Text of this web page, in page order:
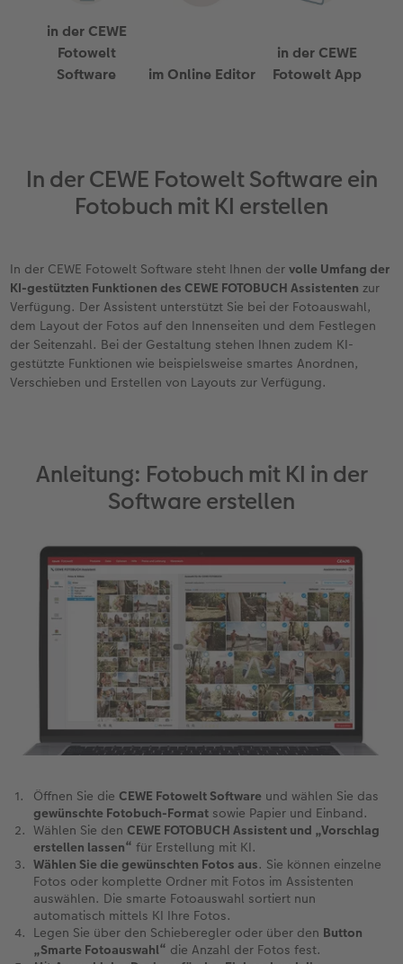
Erste Schritte
Fotobuch erstellen
CEWE myPhotos
Neuheiten
Fotos digitalisieren
Neuheiten
Mehrteilige Sofortfotos
Retro Minis
CEWE Geschenkgutschein
Neuheiten
CEWE myPhotos
Neuheiten
Neuheiten
Extras
Fotowettbewerbe
CEWE Magazin
in der CEWE
Fotowelt
Software
im Online Editor
in der CEWE
Fotowelt App
In der CEWE Fotowelt Software ein
Fotobuch mit KI erstellen
In der CEWE Fotowelt Software steht Ihnen dervolle Umfang der
KI-gestützten Funktionen des CEWE FOTOBUCH Assistenten zur
Verfügung. Der Assistent unterstützt Sie bei der Fotoauswahl,
dem Layout der Fotos auf den Innenseiten und dem Festlegen
der Seitenzahl. Bei der Gestaltung stehen Ihnen zudem KI-
gestützte Funktionen wie beispielsweise smartes Anordnen,
Verschieben und Erstellen von Layouts zur Verfügung.
Anleitung: Fotobuch mit KI in der
Software erstellen
Öffnen Sie die CEWE Fotowelt Software und wählen Sie das
gewünschte Fotobuch-Format sowie Papier und Einband.
Wählen Sie den CEWE FOTOBUCH Assistent und „Vorschlag
erstellen lassen“ für Erstellung mit KI.
Wählen Sie die gewünschten Fotos aus. Sie können einzelne
Fotos oder komplette Ordner mit Fotos im Assistenten
auswählen. Die smarte Fotoauswahl sortiert nun
automatisch mittels KI Ihre Fotos.
Legen Sie über den Schieberegler oder über den Button
„Smarte Fotoauswahl“ die Anzahl der Fotos fest.